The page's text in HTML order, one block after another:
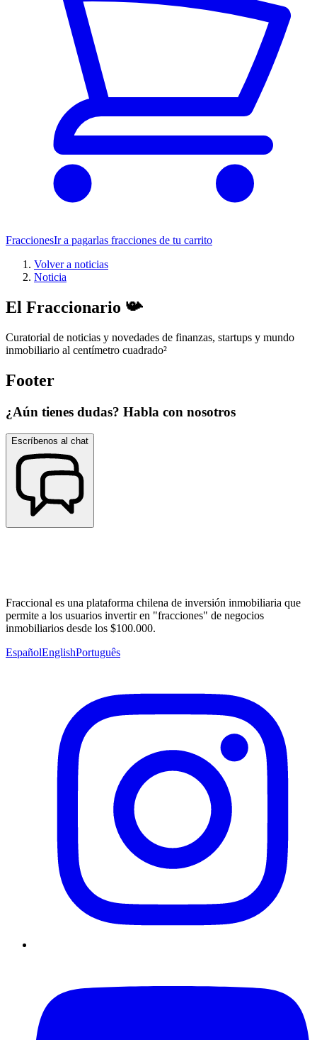
FraccionesIr a pagarlas fracciones de tu carrito
Volver a noticias
Noticia
El Fraccionario 📯
Curatorial de noticias y novedades de finanzas, startups y mundo
inmobiliario al centímetro cuadrado²
Footer
¿Aún tienes dudas? Habla con nosotros
Escríbenos al chat
Fraccional es una plataforma chilena de inversión inmobiliaria que
permite a los usuarios invertir en "fracciones" de negocios
inmobiliarios desde los $100.000.
EspañolEnglishPortuguês